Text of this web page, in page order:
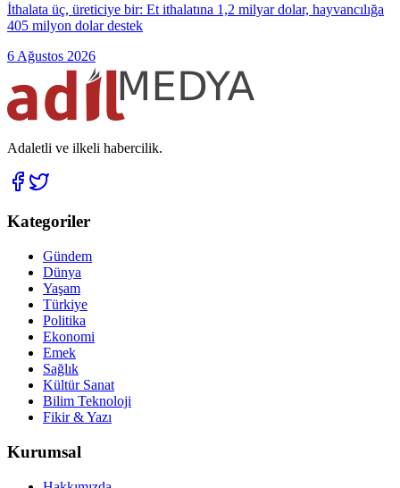
İthalata üç, üreticiye bir: Et ithalatına 1,2 milyar dolar, hayvancılığa
405 milyon dolar destek
6 Ağustos 2026
Adaletli ve ilkeli habercilik.
Kategoriler
Gündem
Dünya
Yaşam
Türkiye
Politika
Ekonomi
Emek
Sağlık
Kültür Sanat
Bilim Teknoloji
Fikir & Yazı
Kurumsal